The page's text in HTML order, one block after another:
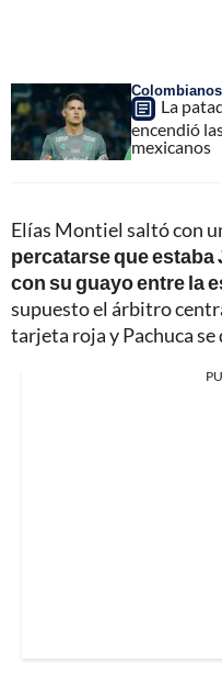
La
encendió
mexicanos
Elías Montiel saltó con
percatarse que
con su guayo entre la
supuesto el árbitro
tarjeta roja y Pachuca